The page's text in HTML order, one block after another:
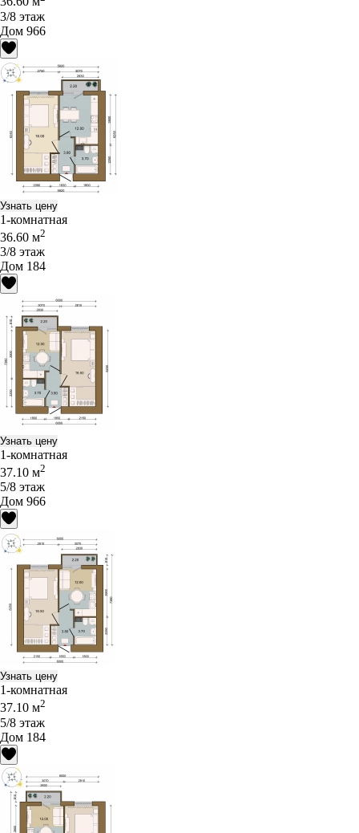
3/8 этаж
Дом 966
Узнать цену
1-комнатная
36.60 м2
3/8 этаж
Дом 184
Узнать цену
1-комнатная
37.10 м2
5/8 этаж
Дом 966
Узнать цену
1-комнатная
37.10 м2
5/8 этаж
Дом 184